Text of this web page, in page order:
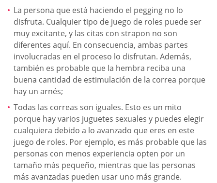
La persona que está haciendo el pegging no lo
disfruta. Cualquier tipo de juego de roles puede ser
muy excitante, y las citas con strapon no son
diferentes aquí. En consecuencia, ambas partes
involucradas en el proceso lo disfrutan. Además,
también es probable que la hembra reciba una
buena cantidad de estimulación de la correa porque
hay un arnés;
Todas las correas son iguales. Esto es un mito
porque hay varios juguetes sexuales y puedes elegir
cualquiera debido a lo avanzado que eres en este
juego de roles. Por ejemplo, es más probable que las
personas con menos experiencia opten por un
tamaño más pequeño, mientras que las personas
más avanzadas pueden usar uno más grande.